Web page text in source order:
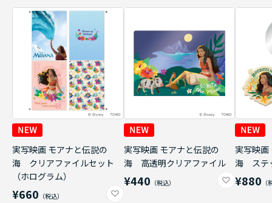
実写映画 モアナと伝説の
海 クリアファイルセット
（ホログラム）
¥660
実写映画 モアナと伝説の
海 高透明クリアファイル
¥440
実写映画
海 ステ
¥880